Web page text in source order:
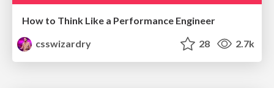
How to Think Like a Performance Engineer
csswizardry
28 2.7k